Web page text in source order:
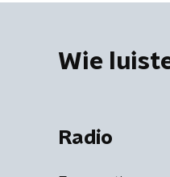
Wie
Radio